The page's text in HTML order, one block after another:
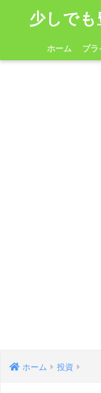
少しで
ホーム プラ
ホーム 投資